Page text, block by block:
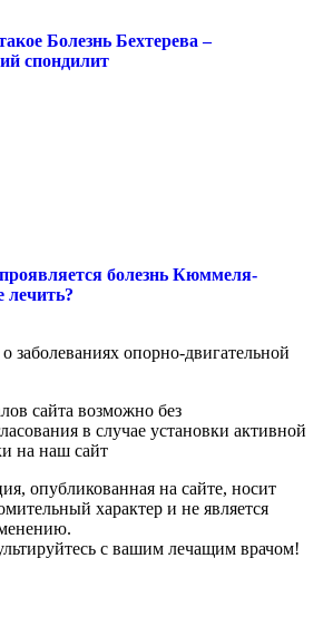
Болезнь Бехтерева –
спондилит
болезнь Кюммеля-
лечить?
заболеваниях опорно-двигательной
сайта возможно без
в случае установки активной
на наш сайт
опубликованная на сайте, носит
характер и не является
с вашим лечащим врачом!